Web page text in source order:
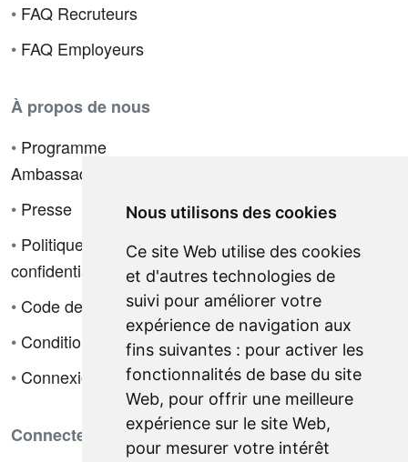
Nous utilisons des cookies
Ce site Web utilise des cookies
et d'autres technologies de
suivi pour améliorer votre
expérience de navigation aux
fins suivantes : pour activer les
fonctionnalités de base du site
Web, pour offrir une meilleure
expérience sur le site Web,
pour mesurer votre intérêt
• FAQ Recruteurs
• FAQ Employeurs
À propos de nous
• Programme
Ambassadeur
• Presse
• Politique de
confidentialité
• Code de déontologie
• Conditions de vente
• Connexion
Connectez-vous avec nous